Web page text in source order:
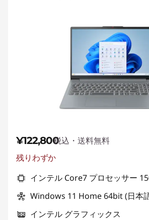
¥122,800税込・送料無料
残りわずか
インテル Core7 プロセッサー
Windows 11 Home 64bit (日本
インテル グラフィックス